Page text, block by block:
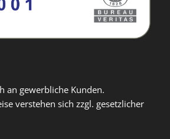
an gewerbliche Kunden.
verstehen sich zzgl. gesetzlicher